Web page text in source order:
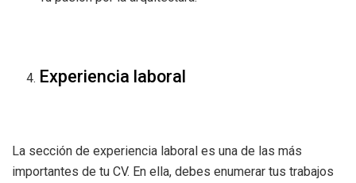
Experiencia laboral
La sección de experiencia laboral es una de las más
importantes de tu CV. En ella, debes enumerar tus trabajos